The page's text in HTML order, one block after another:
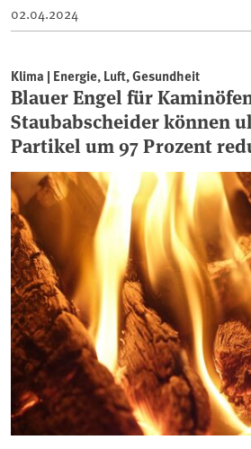
02.04.2024
Klima | Energie, Luft, Gesundheit
Blauer Engel für
Staubabscheider können
Partikel um 97 Prozent